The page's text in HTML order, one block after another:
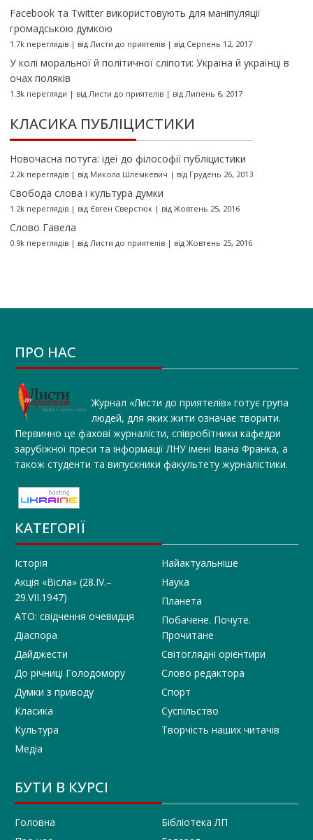
Facebook та Twitter використовують для маніпуляції
громадською думкою
1.7k переглядів| від Листи до приятелів| від Серпень 12, 2017
У колі моральної й політичної сліпоти: Україна й українці в
очах поляків
1.3k перегляди | від Листи до приятелів| від Липень 6, 2017
КЛАСИКА ПУБЛІЦИСТИКИ
Новочасна потуга: ідеї до філософії публіцистики
2.2k переглядів| від Микола Шлемкевич | від Грудень 26, 2013
Свобода слова і культура думки
1.2k переглядів| від Євген Сверстюк| від Жовтень 25, 2016
Слово Гавела
0.9k переглядів| від Листи до приятелів| від Жовтень 25, 2016
ПРО НАС
Журнал «Листи до приятелів» готує група
людей, для яких жити означає творити.
Первинно це фахові журналісти, співробітники кафедри
зарубіжної преси та інформації ЛНУ імені Івана Франка, а
також студенти та випускники факультету журналістики.
КАТЕГОРІЇ
Історія
Акція «Вісла» (28.IV.–
29.VII.1947)
АТО: свідчення очевидця
Діаспора
Дайджести
До річниці Голодомору
Думки з приводу
Класика
Культура
Медіа
Найактуальніше
Наука
Планета
Побачене. Почуте.
Прочитане
Світоглядні орієнтири
Слово редактора
Спорт
Суспільство
Творчість наших читачів
БУТИ В КУРСІ
Головна
Бібліотека ЛП